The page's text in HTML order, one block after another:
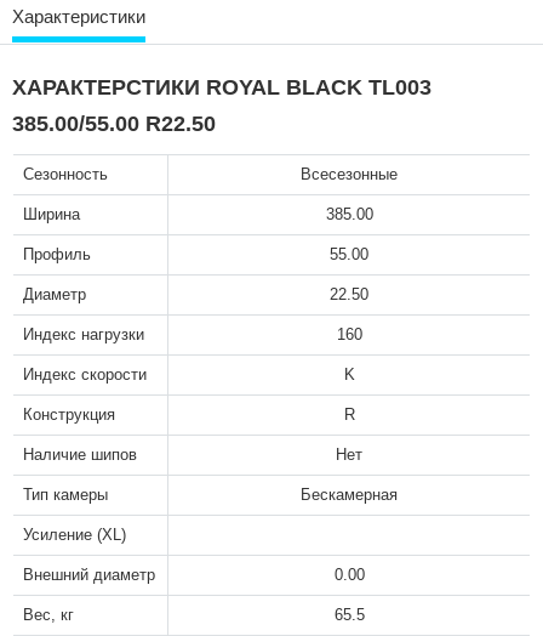
Характеристики
ХАРАКТЕРСТИКИ ROYAL BLACK TL003
385.00/55.00 R22.50
Сезонность Всесезонные
Ширина 385.00
Профиль 55.00
Диаметр 22.50
Индекс нагрузки 160
Индекс скорости K
Конструкция R
Наличие шипов Нет
Тип камеры Бескамерная
Усиление (XL)
Внешний диаметр 0.00
Вес, кг 65.5